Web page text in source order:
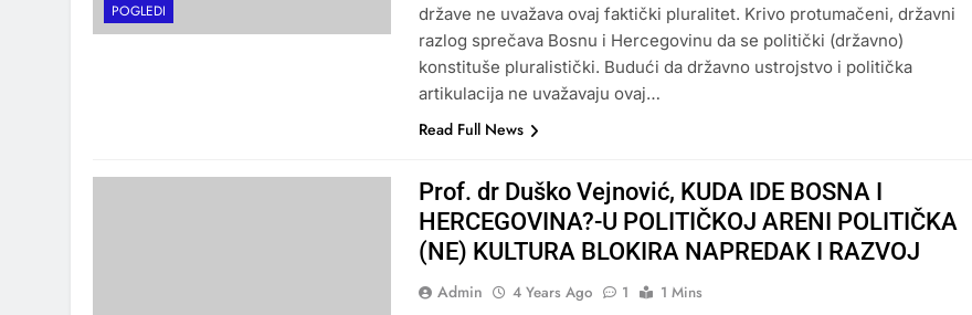
POGLEDI
države ne uvažava ovaj faktički pluralitet. Krivo protumačeni, državni
razlog sprečava Bosnu i Hercegovinu da se politički (državno)
konstituše pluralistički. Budući da državno ustrojstvo i politička
artikulacija ne uvažavaju ovaj…
Read Full News
Prof. dr Duško Vejnović, KUDA IDE BOSNA I
HERCEGOVINA?-U POLITIČKOJ ARENI POLITIČKA
(NE) KULTURA BLOKIRA NAPREDAK I RAZVOJ
Admin 4 Years Ago 1
1 Mins